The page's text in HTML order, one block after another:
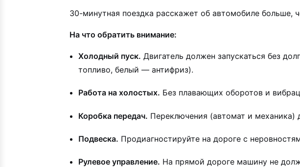
30-минутная поездка расскажет об автомобиле больше,
На что обратить внимание:
Холодный пуск. Двигатель должен запускаться без
топливо, белый — антифриз).
Работа на холостых. Без плавающих оборотов и
Коробка передач. Переключения (автомат и
Подвеска. Продиагностируйте на дороге с
Рулевое управление. На прямой дороге машину не